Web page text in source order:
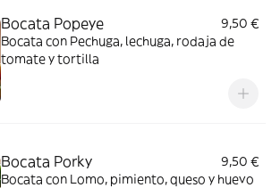
Bocata Popeye
9,50 €
Bocata con Pechuga, lechuga, rodaja de
tomate y tortilla
Bocata Porky
9,50 €
Bocata con Lomo, pimiento, queso y huevo